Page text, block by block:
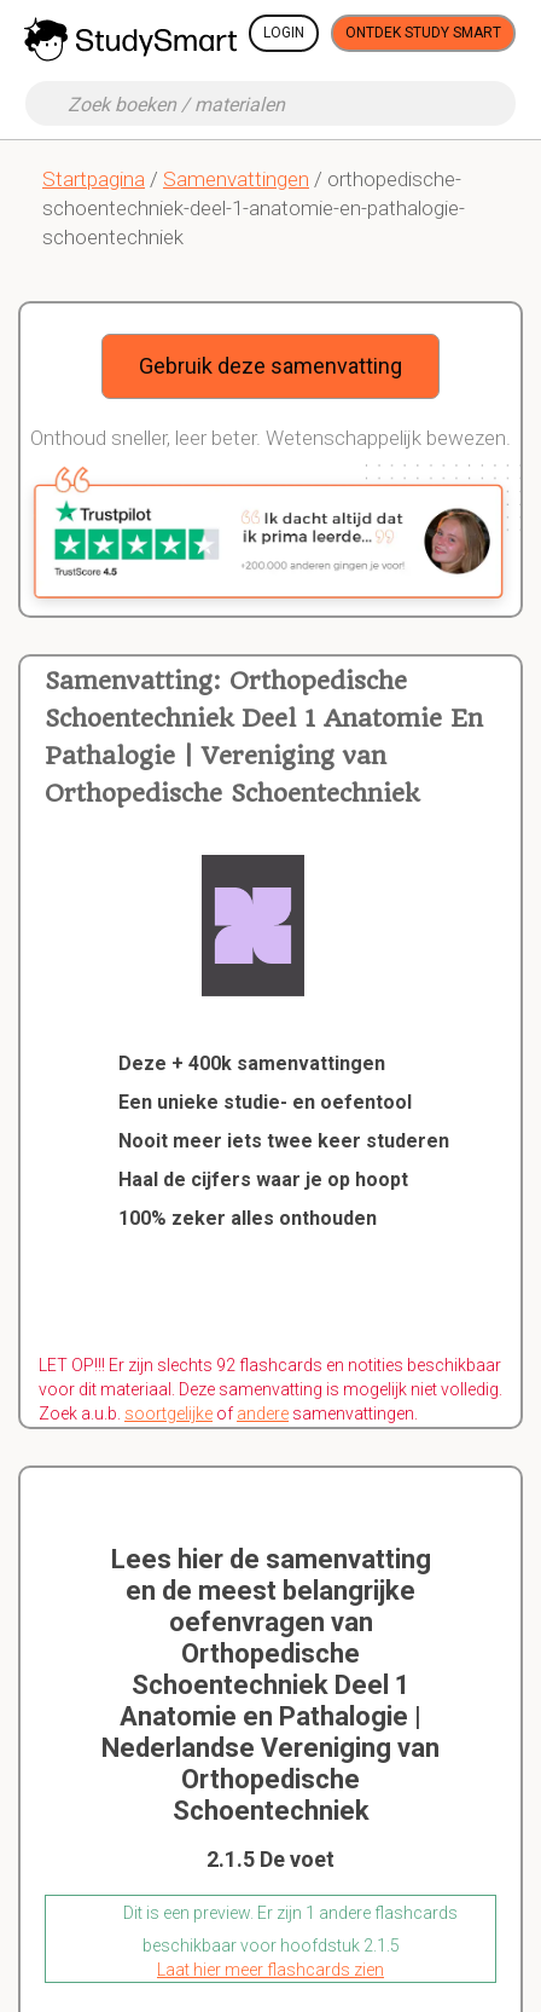
LOGIN ONTDEK STUDY SMART
Startpagina / Samenvattingen / orthopedische-
schoentechniek-deel-1-anatomie-en-pathalogie-
schoentechniek
Samenvatting: Orthopedische
Schoentechniek Deel 1 Anatomie En
Pathalogie | Vereniging van
Orthopedische Schoentechniek
Deze + 400k samenvattingen
Een unieke studie- en oefentool
Nooit meer iets twee keer studeren
Haal de cijfers waar je op hoopt
100% zeker alles onthouden
LET OP!!! Er zijn slechts 92 flashcards en notities beschikbaar
voor dit materiaal. Deze samenvatting is mogelijk niet volledig.
Zoek a.u.b. soortgelijke of andere samenvattingen.
Gebruik deze samenvatting
Onthoud sneller, leer beter. Wetenschappelijk bewezen.
Lees hier de samenvatting
en de meest belangrijke
oefenvragen van
Orthopedische
Schoentechniek Deel 1
Anatomie en Pathalogie |
Nederlandse Vereniging van
Orthopedische
Schoentechniek
2.1.5 De voet
Dit is een preview. Er zijn 1 andere flashcards
beschikbaar voor hoofdstuk 2.1.5
Laat hier meer flashcards zien